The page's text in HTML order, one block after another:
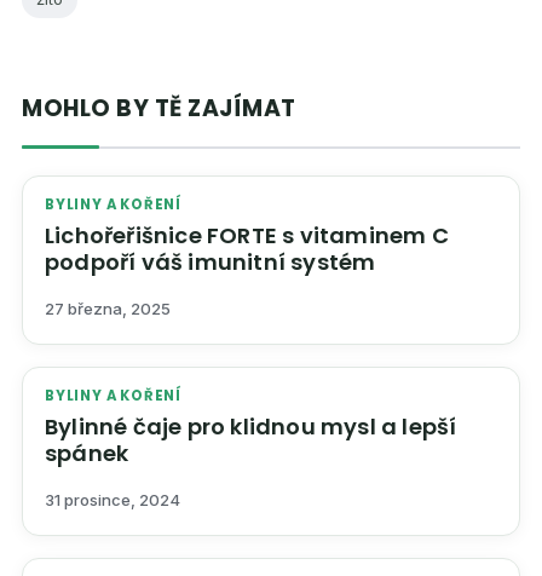
MOHLO BY TĚ ZAJÍMAT
BYLINY A KOŘENÍ
Lichořeřišnice FORTE s vitaminem C
podpoří váš imunitní systém
27 března, 2025
BYLINY A KOŘENÍ
Bylinné čaje pro klidnou mysl a lepší
spánek
31 prosince, 2024